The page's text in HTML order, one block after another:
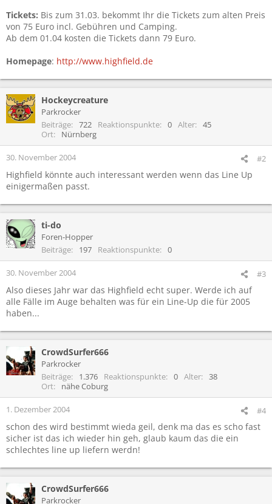
Tickets: Bis zum 31.03. bekommt Ihr die Tickets zum alten Preis
von 75 Euro incl. Gebühren und Camping.
Ab dem 01.04 kosten die Tickets dann 79 Euro.
Homepage: http://www.highfield.de
Hockeycreature
Parkrocker
Beiträge
722 Reaktionspunkte 0 Alter
45
Ort
Nürnberg
30. November 2004 #2
Highfield könnte auch interessant werden wenn das Line Up
einigermaßen passt.
ti-do
Foren-Hopper
Beiträge
197 Reaktionspunkte 0
30. November 2004 #3
Also dieses Jahr war das Highfield echt super. Werde ich auf
alle Fälle im Auge behalten was für ein Line-Up die für 2005
haben...
CrowdSurfer666
Parkrocker
Beiträge
1.376 Reaktionspunkte 0 Alter
38
Ort
nähe Coburg
1. Dezember 2004 #4
schon des wird bestimmt wieda geil, denk ma das es scho fast
sicher ist das ich wieder hin geh, glaub kaum das die ein
schlechtes line up liefern werdn!
CrowdSurfer666
Parkrocker